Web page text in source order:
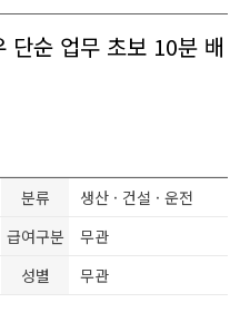
단순 업무 초보 10분 배
분류
생산 · 건설 · 운전
급여구분
무관
성별 무관